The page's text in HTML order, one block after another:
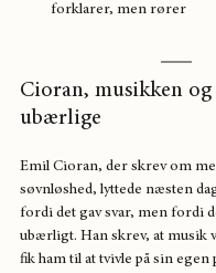
forklarer, men rører
Cioran, musikken
ubærlige
Emil Cioran, der skrev om
søvnløshed, lyttede næsten
fordi det gav svar, men fordi
ubærligt. Han skrev, at musik
fik ham til at tvivle på sin egen